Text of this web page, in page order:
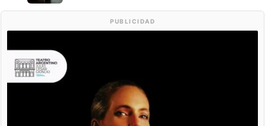
PUBLICIDAD